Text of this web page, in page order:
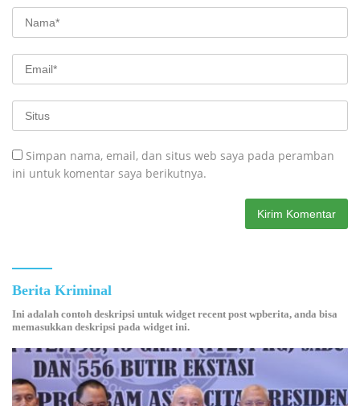
Simpan nama, email, dan situs web saya pada peramban
ini untuk komentar saya berikutnya.
Berita Kriminal
Ini adalah contoh deskripsi untuk widget recent post wpberita, anda bisa
memasukkan deskripsi pada widget ini.